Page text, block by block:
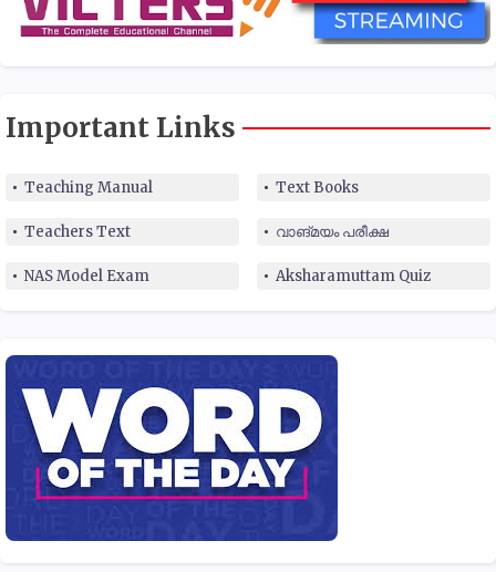
Important Links
Teaching Manual Text Books
Teachers Text വാങ്മയം പരീക്ഷ
NAS Model Exam Aksharamuttam Quiz